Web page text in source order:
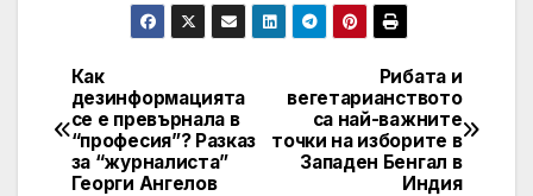
Post
navigation
Рибата и
вегетарианството
са най-важните
точки на изборите в
Западен Бенгал в
Индия
Как
дезинформацията
се е превърнала в
“професия”? Разказ
за “журналиста”
Георги Ангелов